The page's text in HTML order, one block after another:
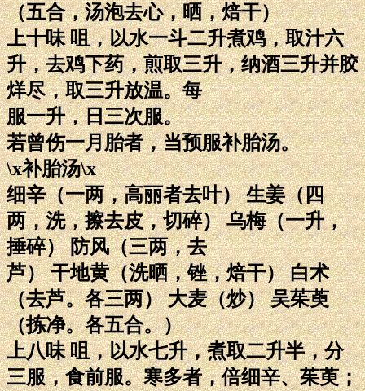
（五合，汤泡去心，晒，焙干）
上十味 咀，以水一斗二升煮鸡，取汁六
升，去鸡下药，煎取三升，纳酒三升并胶
烊尽，取三升放温。每
服一升，日三次服。
若曾伤一月胎者，当预服补胎汤。
\x补胎汤\x
细辛（一两，高丽者去叶） 生姜（四
两，洗，擦去皮，切碎） 乌梅（一升，
捶碎） 防风（三两，去
芦） 干地黄（洗晒，锉，焙干） 白术
（去芦。各三两） 大麦（炒） 吴茱萸
（拣净。各五合。）
上八味 咀，以水七升，煮取二升半，分
三服，食前服。寒多者，倍细辛、茱萸；